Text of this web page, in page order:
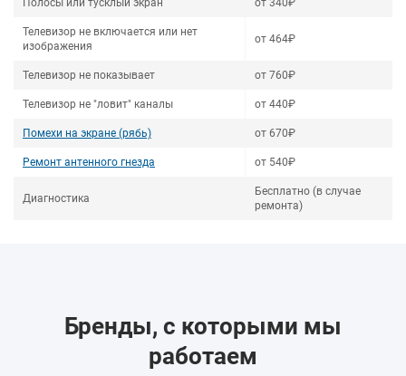
Полосы или тусклый экран от 340₽
Телевизор не включается или нет
изображения
от 464₽
Телевизор не показывает от 760₽
Телевизор не "ловит" каналы от 440₽
Помехи на экране (рябь) от 670₽
Ремонт антенного гнезда от 540₽
Диагностика
Бесплатно (в случае
ремонта)
Бренды, с которыми мы
работаем